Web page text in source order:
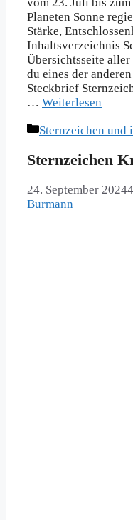
Planeten Sonne
Stärke,
Inhaltsverzeichnis
Übersichtsseite
du eines der
Steckbrief
… Weiterlesen
Kategorien
Sternzeichen und
Sternzeichen
24. September 2024
Burmann